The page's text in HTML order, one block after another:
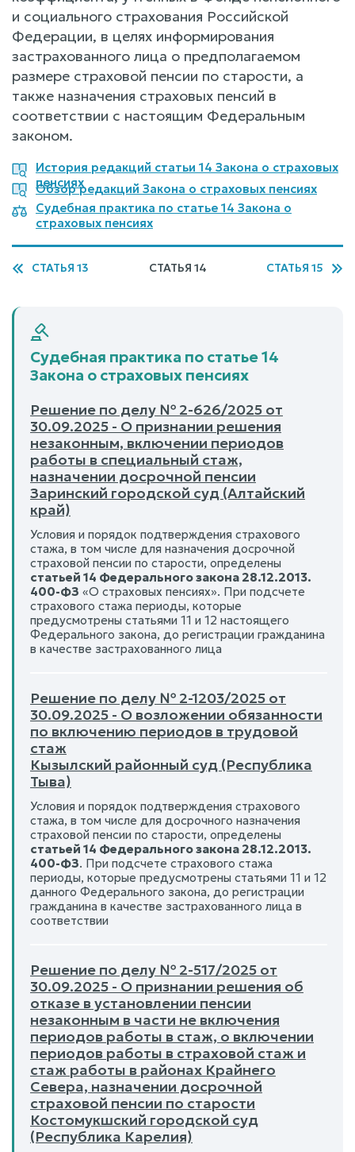
и социального страхования Российской
Федерации, в целях информирования
застрахованного лица о предполагаемом
размере страховой пенсии по старости, а
также назначения страховых пенсий в
соответствии с настоящим Федеральным
законом.
История редакций статьи 14 Закона о страховых
пенсиях
Обзор редакций Закона о страховых пенсиях
Судебная практика по статье 14 Закона о
страховых пенсиях
СТАТЬЯ 13 СТАТЬЯ 14 СТАТЬЯ 15
Судебная практика по статье 14
Закона о страховых пенсиях
Решение по делу № 2-626/2025 от
30.09.2025 - О признании решения
незаконным, включении периодов
работы в специальный стаж,
назначении досрочной пенсии
Заринский городской суд (Алтайский
край)
Условия и порядок подтверждения страхового
стажа, в том числе для назначения досрочной
страховой пенсии по старости, определены
статьей 14 Федерального закона 28.12.2013.
400-ФЗ «О страховых пенсиях». При подсчете
страхового стажа периоды, которые
предусмотрены статьями 11 и 12 настоящего
Федерального закона, до регистрации гражданина
в качестве застрахованного лица
Решение по делу № 2-1203/2025 от
30.09.2025 - О возложении обязанности
по включению периодов в трудовой
стаж
Кызылский районный суд (Республика
Тыва)
Условия и порядок подтверждения страхового
стажа, в том числе для досрочного назначения
страховой пенсии по старости, определены
статьей 14 Федерального закона 28.12.2013.
400-ФЗ. При подсчете страхового стажа
периоды, которые предусмотрены статьями 11 и 12
данного Федерального закона, до регистрации
гражданина в качестве застрахованного лица в
соответствии
Решение по делу № 2-517/2025 от
30.09.2025 - О признании решения об
отказе в установлении пенсии
незаконным в части не включения
периодов работы в стаж, о включении
периодов работы в страховой стаж и
стаж работы в районах Крайнего
Севера, назначении досрочной
страховой пенсии по старости
Костомукшский городской суд
(Республика Карелия)